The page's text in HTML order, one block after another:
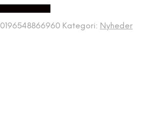
0196548866960 Kategori: Nyheder